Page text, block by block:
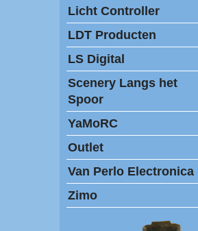
Licht Controller
LDT Producten
LS Digital
Scenery Langs het
Spoor
YaMoRC
Outlet
Van Perlo Electronica
Zimo